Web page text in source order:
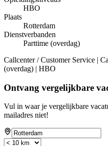
HBO
Plaats
Rotterdam
Dienstverbanden
Parttime (overdag)
Callcenter / Customer Service |
(overdag) | HBO
Ontvang vergelijkbare
Vul in waar je vergelijkbare
mailadres niet!